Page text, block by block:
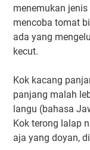
menemukan
mencoba tomat
ada yang
kecut.
Kok kacang
panjang malah
langu (bahasa
Kok terong lalap
aja yang doyan,